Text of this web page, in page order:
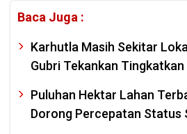
Baca Juga :
Karhutla Masih Sekitar
Gubri Tekankan
Puluhan Hektar Lahan
Dorong Percepatan Status